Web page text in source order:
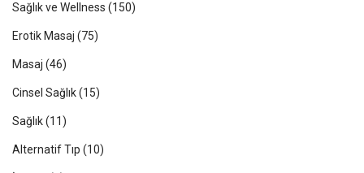
Sağlık ve Wellness (150)
Erotik Masaj (75)
Masaj (46)
Cinsel Sağlık(15)
Sağlık(11)
Alternatif Tıp (10)